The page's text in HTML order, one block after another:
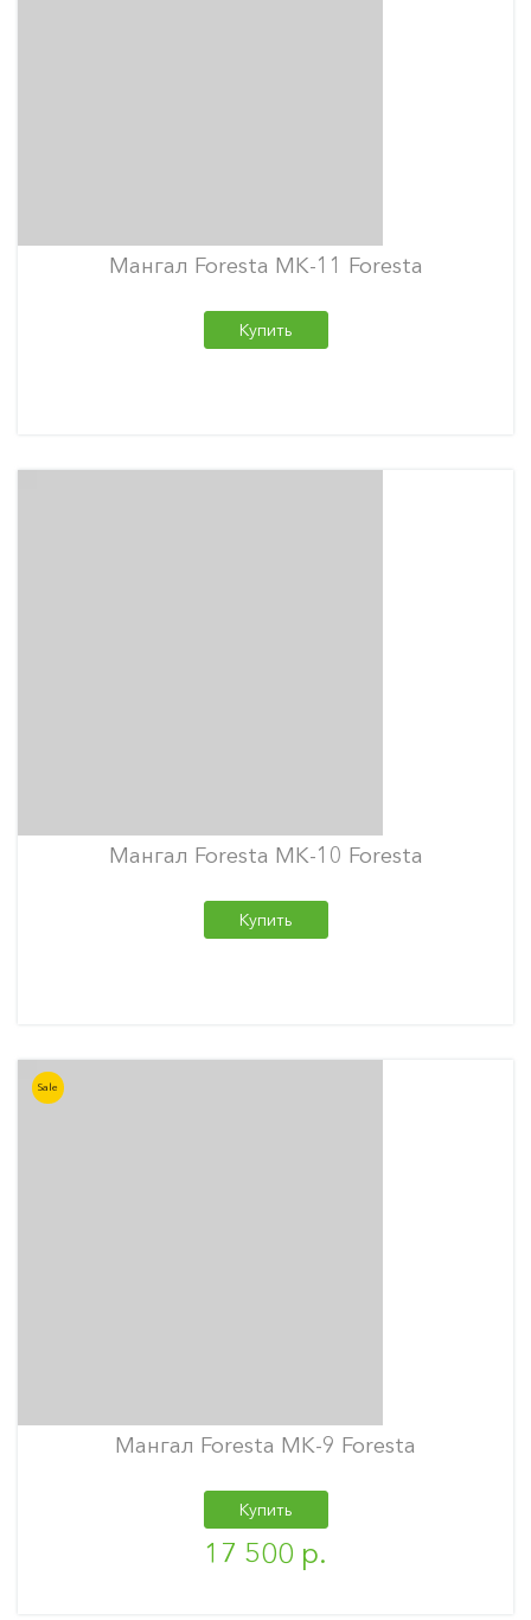
Мангал Foresta МК-11 Foresta
Купить
Мангал Foresta МК-10 Foresta
Купить
Sale
Мангал Foresta МК-9 Foresta
Купить
17 500 р.